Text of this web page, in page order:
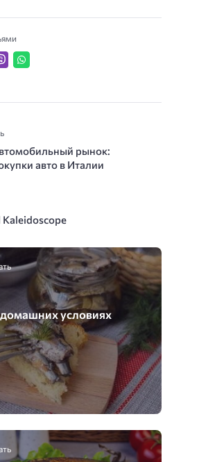
рынок:
авто в Италии
Kaleidoscope
условиях